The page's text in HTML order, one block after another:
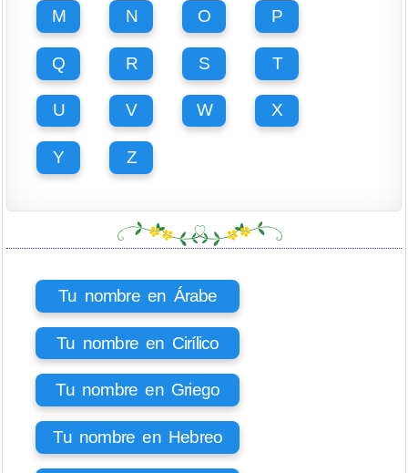
M N O P
Q R S T
U V W X
Y Z
Tu nombre en Árabe
Tu nombre en Cirílico
Tu nombre en Griego
Tu nombre en Hebreo